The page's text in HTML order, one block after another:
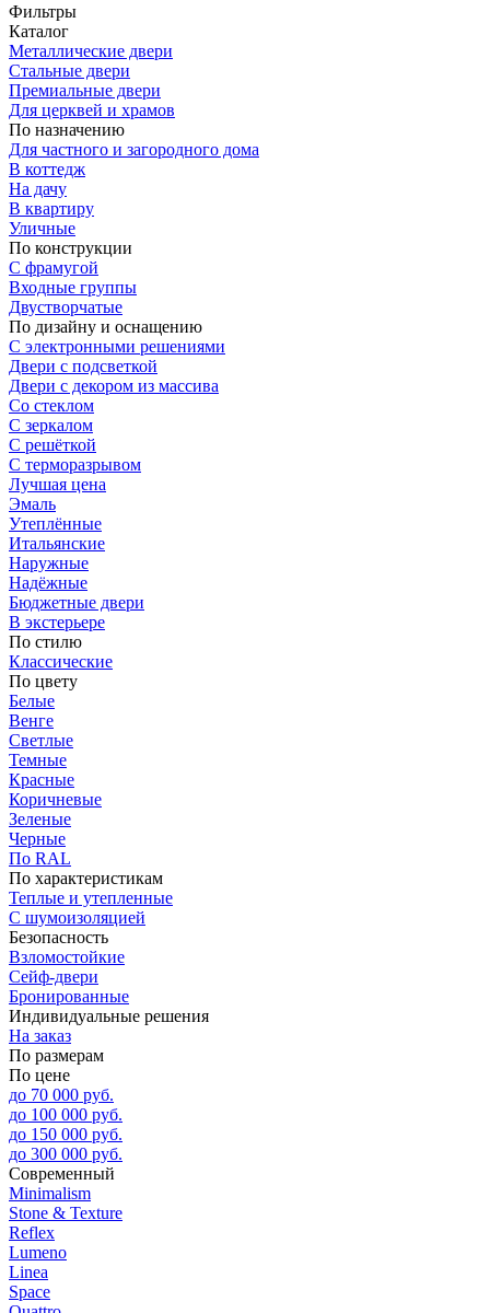
Фильтры
Каталог
Металлические двери
Стальные двери
Премиальные двери
Для церквей и храмов
По назначению
Для частного и загородного дома
В коттедж
На дачу
В квартиру
Уличные
По конструкции
С фрамугой
Входные группы
Двустворчатые
По дизайну и оснащению
С электронными решениями
Двери с подсветкой
Двери с декором из массива
Со стеклом
С зеркалом
С решёткой
С терморазрывом
Лучшая цена
Эмаль
Утеплённые
Итальянские
Наружные
Надёжные
Бюджетные двери
В экстерьере
По стилю
Классические
По цвету
Белые
Венге
Светлые
Темные
Красные
Коричневые
Зеленые
Черные
По RAL
По характеристикам
Теплые и утепленные
С шумоизоляцией
Безопасность
Взломостойкие
Сейф-двери
Бронированные
Индивидуальные решения
На заказ
По размерам
По цене
до 70 000 руб.
до 100 000 руб.
до 150 000 руб.
до 300 000 руб.
Современный
Minimalism
Stone & Texture
Reflex
Lumeno
Linea
Space